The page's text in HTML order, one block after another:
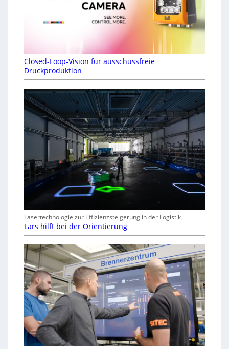
Closed-Loop-Vision für ausschussfreie
Druckproduktion
Lasertechnologie zur Effizienzsteigerung in der Logistik
Lars hilft bei der Orientierung